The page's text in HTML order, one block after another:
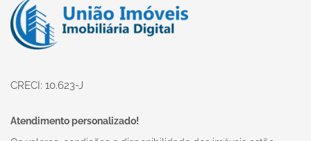
CRECI: 10.623-J
Atendimento personalizado!